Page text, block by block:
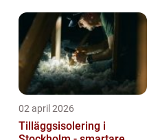
02 april 2026
Tilläggsisolering i